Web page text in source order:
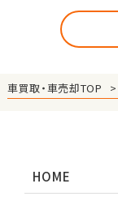
車買取・車売却TOP
HOME